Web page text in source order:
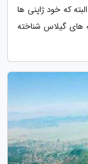
که خود ژاپنی ها
های گیلاس شناخته